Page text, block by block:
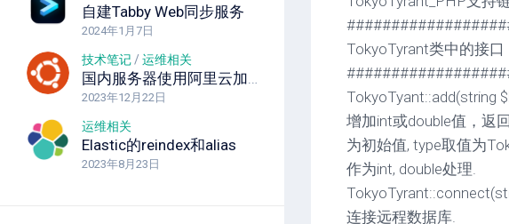
自建Tabby Web同步服务
2024年1月7日
技术笔记 / 运维相关
国内服务器使用阿里云加速docker安装
2023年12月22日
运维相关
Elastic的reindex和alias
2023年8月23日
TokyoTyrant类中的接口
TokyoTyant::add(string
增加int或double值，返
为初始值, type取值为
作为int, double处理.
连接远程数据库.